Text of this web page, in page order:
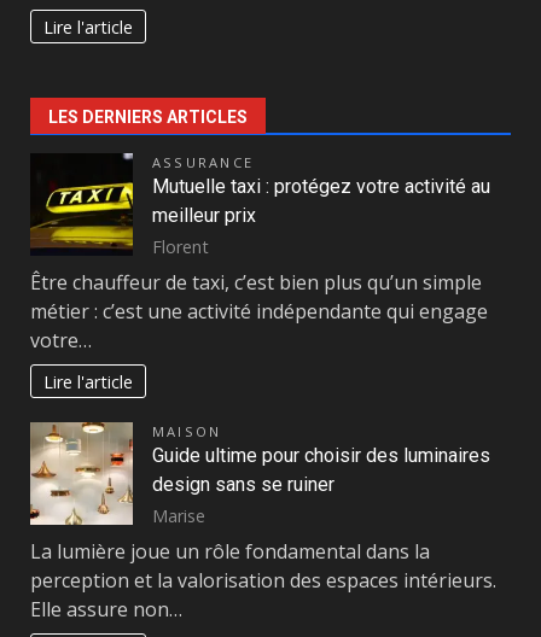
Lire l'article
LES DERNIERS ARTICLES
ASSURANCE
Mutuelle taxi : protégez votre activité au
meilleur prix
Florent
Être chauffeur de taxi, c’est bien plus qu’un simple
métier : c’est une activité indépendante qui engage
votre…
Lire l'article
MAISON
Guide ultime pour choisir des luminaires
design sans se ruiner
Marise
La lumière joue un rôle fondamental dans la
perception et la valorisation des espaces intérieurs.
Elle assure non…